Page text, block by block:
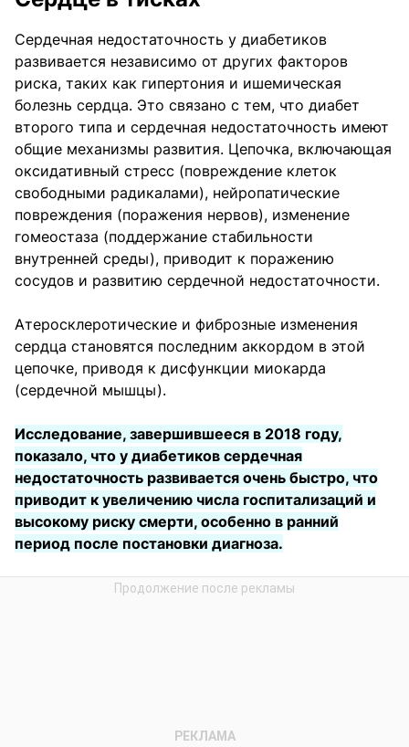
Сердечная недостаточность у диабетиков
развивается независимо от других факторов
риска, таких как гипертония и ишемическая
болезнь сердца. Это связано с тем, что диабет
второго типа и сердечная недостаточность имеют
общие механизмы развития. Цепочка, включающая
оксидативный стресс (повреждение клеток
свободными радикалами), нейропатические
повреждения (поражения нервов), изменение
гомеостаза (поддержание стабильности
внутренней среды), приводит к поражению
сосудов и развитию сердечной недостаточности.
Атеросклеротические и фиброзные изменения
сердца становятся последним аккордом в этой
цепочке, приводя к дисфункции миокарда
(сердечной мышцы).
Исследование, завершившееся в 2018 году,
показало, что у диабетиков сердечная
недостаточность развивается очень быстро, что
приводит к увеличению числа госпитализаций и
высокому риску смерти, особенно в ранний
период после постановки диагноза.